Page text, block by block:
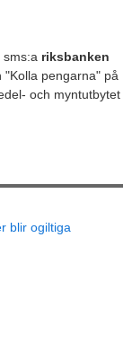
riksbanken
"Kolla pengarna" på
och myntutbytet
blir ogiltiga